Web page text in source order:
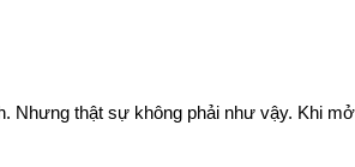
Nhưng thật sự không phải như vậy. Khi